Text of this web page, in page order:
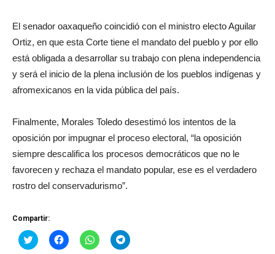
El senador oaxaqueño coincidió con el ministro electo Aguilar
Ortiz, en que esta Corte tiene el mandato del pueblo y por ello
está obligada a desarrollar su trabajo con plena independencia
y será el inicio de la plena inclusión de los pueblos indígenas y
afromexicanos en la vida pública del país.
Finalmente, Morales Toledo desestimó los intentos de la
oposición por impugnar el proceso electoral, “la oposición
siempre descalifica los procesos democráticos que no le
favorecen y rechaza el mandato popular, ese es el verdadero
rostro del conservadurismo”.
Compartir:
Haz
clic
Haz
clic
Haz
clic
Haz
clic